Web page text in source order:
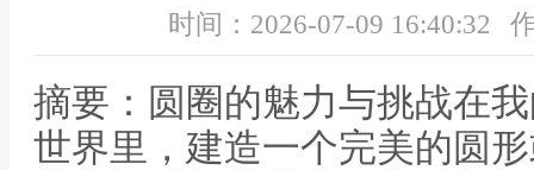
时间：2026-07-09 16:40:32
摘要：圆圈的魅力与挑战在
世界里，建造一个完美的圆